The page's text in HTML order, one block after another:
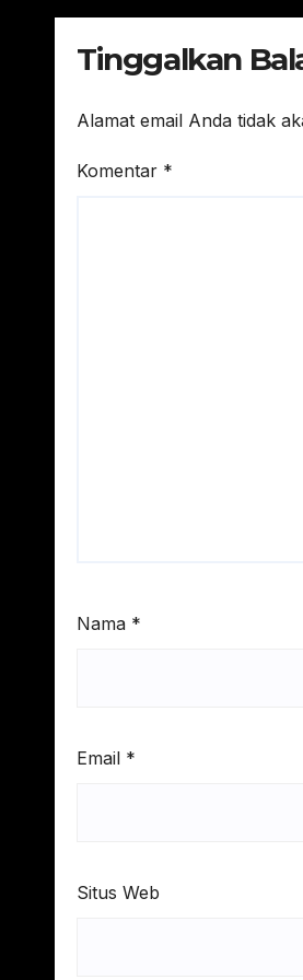
Tinggalkan
Alamat email Anda tidak
Komentar *
Nama *
Email *
Situs Web